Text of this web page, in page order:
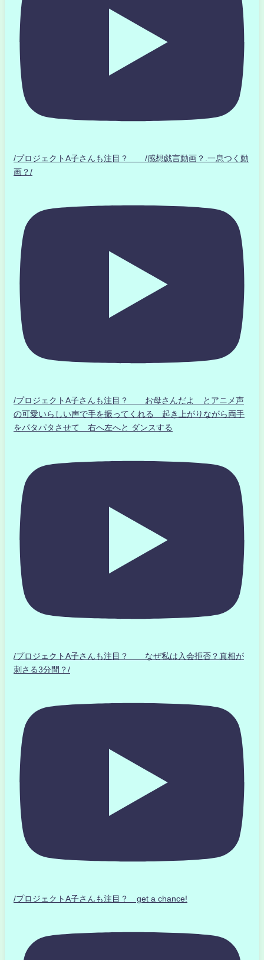
/プロジェクトA子さんも注目？ /感想戯言動画？.一息つく動
画？/
/プロジェクトA子さんも注目？ お母さんだよ とアニメ声
の可愛いらしい声で手を振ってくれる 起き上がりながら両手
をパタパタさせて 右へ左へと ダンスする
/プロジェクトA子さんも注目？ なぜ私は入会拒否？真相が
刺さる3分間？/
/プロジェクトA子さんも注目？ get a chance!